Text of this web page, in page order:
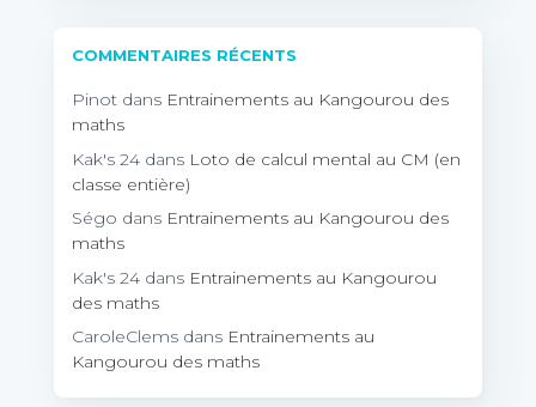
COMMENTAIRES RÉCENTS
Pinot dans Entrainements au Kangourou des
maths
Kak's 24 dans Loto de calcul mental au CM (en
classe entière)
Ségo dans Entrainements au Kangourou des
maths
Kak's 24 dans Entrainements au Kangourou
des maths
CaroleClems dans Entrainements au
Kangourou des maths